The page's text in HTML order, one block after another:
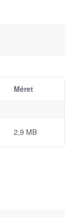
Méret
2,9 MB